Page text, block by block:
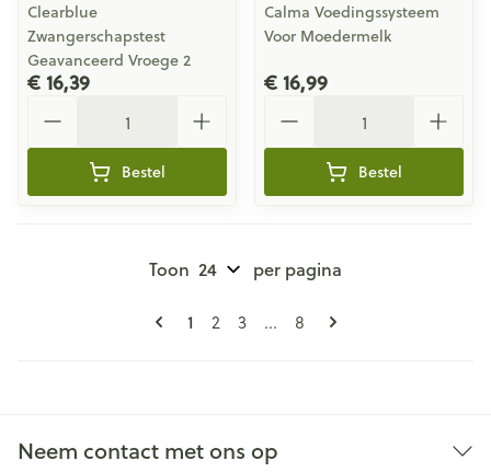
Clearblue
Zwangerschapstest
Geavanceerd Vroege 2
€ 16,39
Bestel
Calma Voedingssysteem
Voor Moedermelk
€ 16,99
Bestel
Pagina's
U lees momenteel pagina
1 Pagina
2 Pagina
3 ... Pagina
8
Toon per pagina
Neem contact met ons op